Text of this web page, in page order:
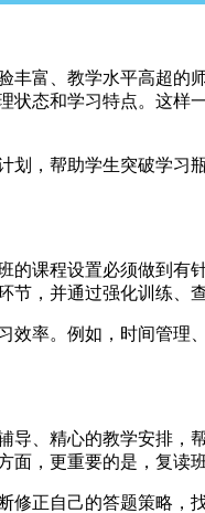
富、教学水平高超的师
态和学习特点。这样
帮助学生突破学习
程设置必须做到有
，并通过强化训练、
率。例如，时间管
精心的教学安排，
，更重要的是，复读
正自己的答题策略